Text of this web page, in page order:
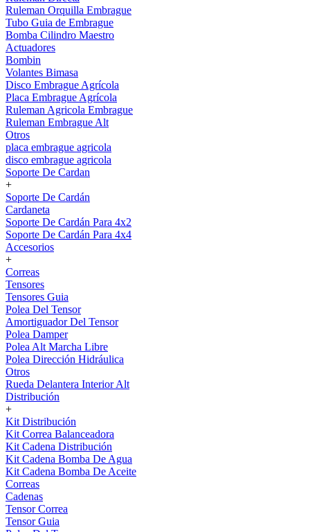
Ruleman Orquilla Embrague
Tubo Guia de Embrague
Bomba Cilindro Maestro
Actuadores
Bombin
Volantes Bimasa
Disco Embrague Agrícola
Placa Embrague Agrícola
Ruleman Agricola Embrague
Ruleman Embrague Alt
Otros
placa embrague agricola
disco embrague agricola
Soporte De Cardan
+
Soporte De Cardán
Cardaneta
Soporte De Cardán Para 4x2
Soporte De Cardán Para 4x4
Accesorios
+
Correas
Tensores
Tensores Guia
Polea Del Tensor
Amortiguador Del Tensor
Polea Damper
Polea Alt Marcha Libre
Polea Dirección Hidráulica
Otros
Rueda Delantera Interior Alt
Distribución
+
Kit Distribución
Kit Correa Balanceadora
Kit Cadena Distribución
Kit Cadena Bomba De Agua
Kit Cadena Bomba De Aceite
Correas
Cadenas
Tensor Correa
Tensor Guia